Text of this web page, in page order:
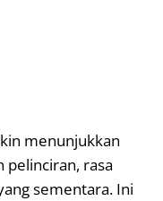
menunjukkan
pelinciran, rasa
sementara. Ini